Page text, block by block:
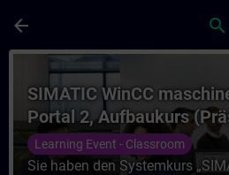
arrow_back search
Course - SIMATIC
SIMATIC WinCC
Portal 2, Aufbaukurs
Training)
Learning Event - Classroom
Sie haben den Systemkurs